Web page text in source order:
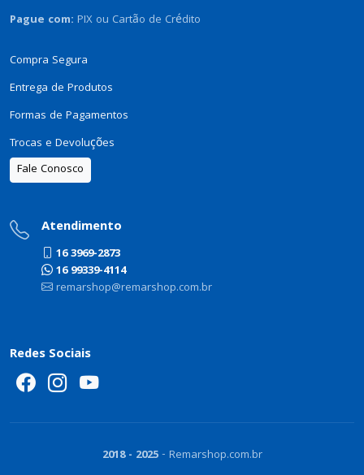
Pague com: PIX ou Cartão de Crédito
Compra Segura
Entrega de Produtos
Formas de Pagamentos
Trocas e Devoluções
Fale Conosco
Atendimento
16 3969-2873
16 99339-4114
remarshop@remarshop.com.br
Redes Sociais
2018 - 2025- Remarshop.com.br